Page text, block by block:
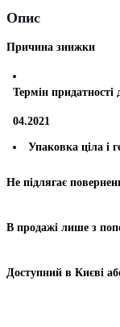
Опис
Причина знижки
Термін придатності
04.2021
Упаковка ціла і
Не підлягає
В продажі лише з
Доступний в Києві